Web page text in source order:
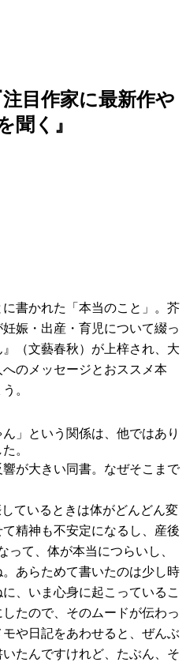
目作家に最新作や
聞く』
書かれた「本当のこと」。芥
娠・出産・育児について綴っ
（文藝春秋）が上梓され、大
のメッセージとおススメ本
。
」という関係は、他ではあり
。
が大きい同書。なぜそこまで
ているときは体がどんどん変
精神も不安定になるし、産後
って、体が本当につらいし、
あらためて書いたのは少し時
、いま心身に起こっているこ
たので、そのムードが伝わっ
や日記をあわせると、ぜんぶ
たんですけれど、たぶん、そ